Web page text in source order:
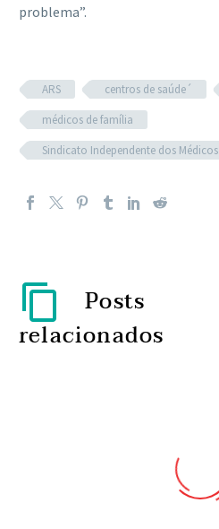
problema”.
ARS centros de saúde´
médicos de família
Sindicato Independente dos Médicos
Posts
relacionados